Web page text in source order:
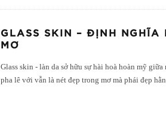
GLASS SKIN – ĐỊNH NGHĨA
MƠ
Glass skin - làn da sở hữu sự hài hoà hoàn mỹ
pha lê với vẫn là nét đẹp trong mơ mà phái đẹp hằn